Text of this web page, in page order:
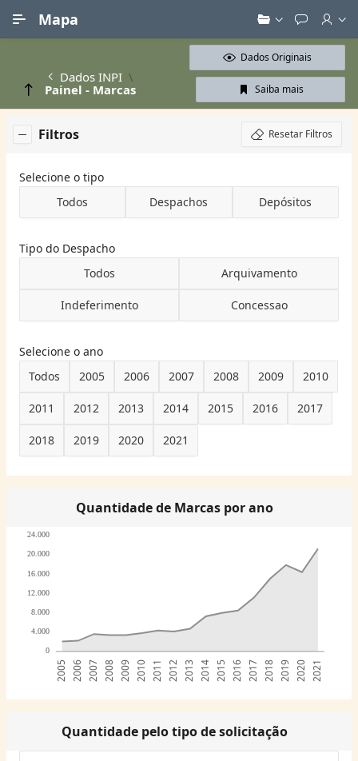
Mapa
Dados INPI
Painel - Marcas
Dados Originais
Saiba mais
Filtros Resetar Filtros
Selecione o tipo
Todos
Despachos Depósitos
Tipo do Despacho
Todos
Arquivamento
Indeferimento Concessao
Selecione o ano
Todos
2005 2006 2007 2008 2009 2010
2011 2012 2013 2014 2015 2016 2017
2018 2019 2020 2021
Quantidade de Marcas por ano
0
4.000
8.000
12.000
16.000
20.000
24.000
2005 2006 2007 2008 2009 2010 2011 2012 2013 2014 2015 2016 2017 2018 2019 2020 2021
Quantidade pelo tipo de solicitação